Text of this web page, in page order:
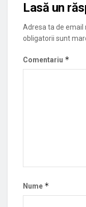
Lasă un
Adresa ta de email
obligatorii sunt
Comentariu *
Nume *